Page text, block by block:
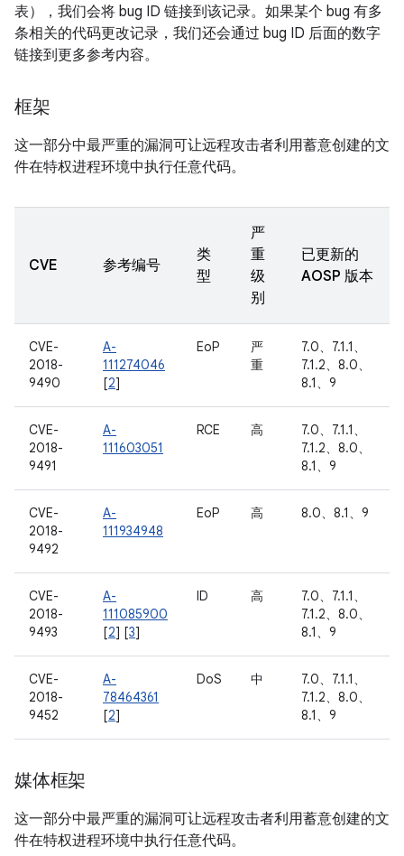
表），我们会将 bug ID 链接到该记录。如果某个 bug 有多
条相关的代码更改记录，我们还会通过 bug ID 后面的数字
链接到更多参考内容。
框架
这一部分中最严重的漏洞可让远程攻击者利用蓄意创建的文
件在特权进程环境中执行任意代码。
CVE 参考编号
类
型
严
重
级
别
已更新的
AOSP 版本
CVE-
2018-
9490
A-
111274046
[2]
EoP
严
重
7.0、7.1.1、
7.1.2、8.0、
8.1、9
CVE-
2018-
9491
A-
111603051
RCE 高
7.0、7.1.1、
7.1.2、8.0、
8.1、9
CVE-
2018-
9492
A-
111934948
EoP 高 8.0、8.1、9
CVE-
2018-
9493
A-
111085900
[2] [3]
ID 高
7.0、7.1.1、
7.1.2、8.0、
8.1、9
CVE-
2018-
9452
A-
78464361
[2]
DoS 中
7.0、7.1.1、
7.1.2、8.0、
8.1、9
媒体框架
这一部分中最严重的漏洞可让远程攻击者利用蓄意创建的文
件在特权进程环境中执行任意代码。